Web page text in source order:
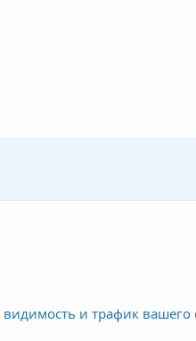
и трафик вашего